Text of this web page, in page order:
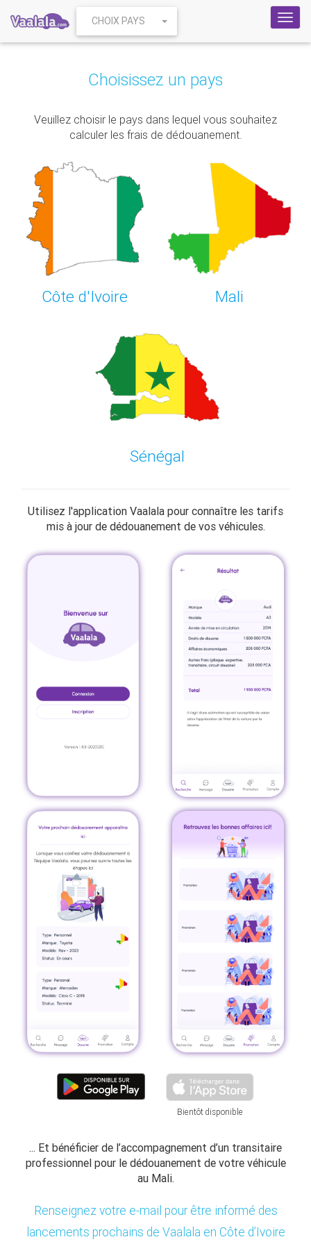
CHOIX PAYS
Choisissez un pays
Veuillez choisir le pays dans lequel vous souhaitez
calculer les frais de dédouanement.
Côte d'Ivoire Mali
Sénégal
Utilisez l'application Vaalala pour connaître les tarifs
mis à jour de dédouanement de vos véhicules.
Bientôt disponible
... Et bénéficier de l’accompagnement d’un transitaire
professionnel pour le dédouanement de votre véhicule
au Mali.
Renseignez votre e-mail pour être informé des
lancements prochains de Vaalala en Côte d’Ivoire